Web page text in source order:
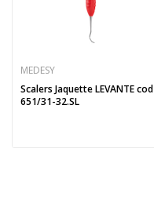
MEDESY
Scalers Jaquette LEVANTE cod
651/31-32.SL